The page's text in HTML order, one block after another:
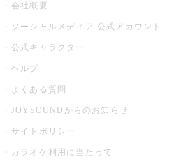
会社概要
ソーシャルメディア 公式アカウント
公式キャラクター
ヘルプ
よくある質問
JOYSOUNDからのお知らせ
サイトポリシー
カラオケ利用に当たって